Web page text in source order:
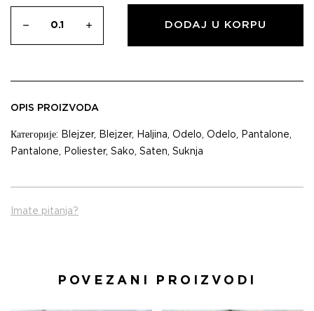
DODAJ U KORPU
OPIS PROIZVODA
Категорије: Blejzer, Blejzer, Haljina, Odelo, Odelo, Pantalone,
Pantalone, Poliester, Sako, Saten, Suknja
Imate pitanja?
POVEZANI PROIZVODI